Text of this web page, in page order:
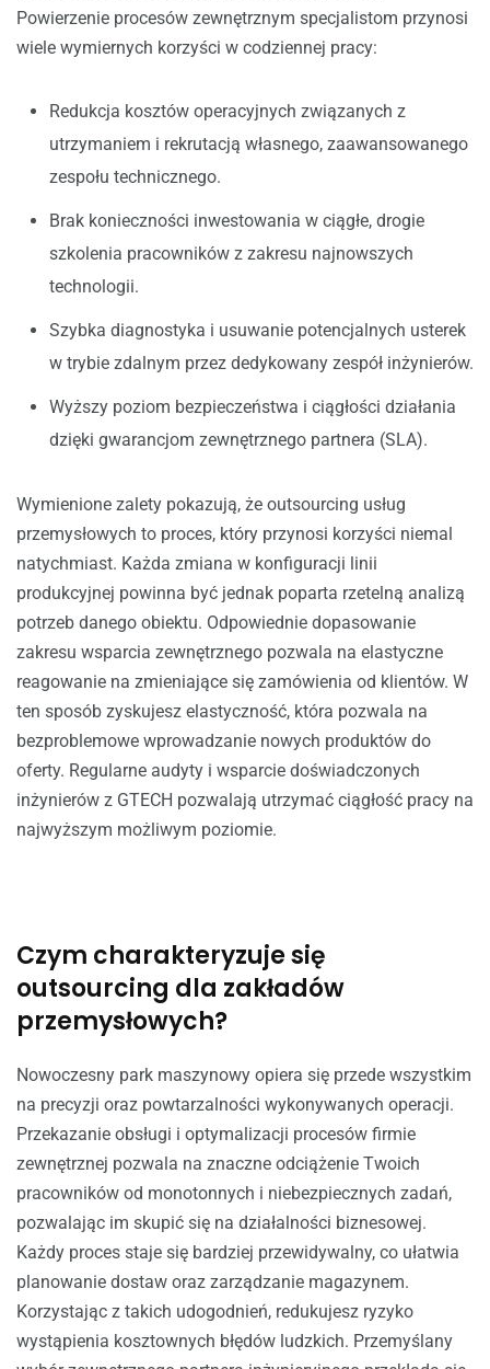
Powierzenie procesów zewnętrznym specjalistom przynosi
wiele wymiernych korzyści w codziennej pracy:
Redukcja kosztów operacyjnych związanych z
utrzymaniem i rekrutacją własnego, zaawansowanego
zespołu technicznego.
Brak konieczności inwestowania w ciągłe, drogie
szkolenia pracowników z zakresu najnowszych
technologii.
Szybka diagnostyka i usuwanie potencjalnych usterek
w trybie zdalnym przez dedykowany zespół inżynierów.
Wyższy poziom bezpieczeństwa i ciągłości działania
dzięki gwarancjom zewnętrznego partnera (SLA).
Wymienione zalety pokazują, że outsourcing usług
przemysłowych to proces, który przynosi korzyści niemal
natychmiast. Każda zmiana w konfiguracji linii
produkcyjnej powinna być jednak poparta rzetelną analizą
potrzeb danego obiektu. Odpowiednie dopasowanie
zakresu wsparcia zewnętrznego pozwala na elastyczne
reagowanie na zmieniające się zamówienia od klientów. W
ten sposób zyskujesz elastyczność, która pozwala na
bezproblemowe wprowadzanie nowych produktów do
oferty. Regularne audyty i wsparcie doświadczonych
inżynierów z GTECH pozwalają utrzymać ciągłość pracy na
najwyższym możliwym poziomie.
Czym charakteryzuje się
outsourcing dla zakładów
przemysłowych?
Nowoczesny park maszynowy opiera się przede wszystkim
na precyzji oraz powtarzalności wykonywanych operacji.
Przekazanie obsługi i optymalizacji procesów firmie
zewnętrznej pozwala na znaczne odciążenie Twoich
pracowników od monotonnych i niebezpiecznych zadań,
pozwalając im skupić się na działalności biznesowej.
Każdy proces staje się bardziej przewidywalny, co ułatwia
planowanie dostaw oraz zarządzanie magazynem.
Korzystając z takich udogodnień, redukujesz ryzyko
wystąpienia kosztownych błędów ludzkich. Przemyślany